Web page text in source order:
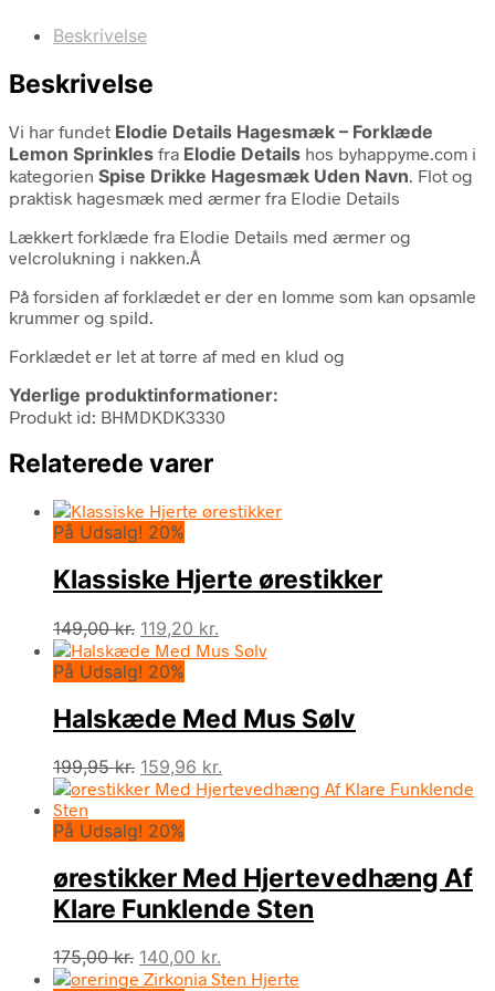
Beskrivelse
Beskrivelse
Vi har fundet Elodie Details Hagesmæk – Forklæde
Lemon Sprinkles fra Elodie Details hos byhappyme.com i
kategorien Spise Drikke Hagesmæk Uden Navn. Flot og
praktisk hagesmæk med ærmer fra Elodie Details
Lækkert forklæde fra Elodie Details med ærmer og
velcrolukning i nakken.Â
På forsiden af forklædet er der en lomme som kan opsamle
krummer og spild.
Forklædet er let at tørre af med en klud og
Yderlige produktinformationer:
Produkt id: BHMDKDK3330
Relaterede varer
På Udsalg! 20%
Klassiske Hjerte ørestikker
149,00kr. Den
oprindelige
pris
149,00 kr..
119,20 kr.
aktuelle
119,20 kr..
På Udsalg! 20%
Halskæde Med Mus Sølv
199,95kr. Den
oprindelige
var:
159,96 kr.
aktuelle
På Udsalg! 20%
ørestikker Med Hjertevedhæng Af
Klare Funklende Sten
175,00kr. Den
oprindelige
140,00 kr.
aktuelle